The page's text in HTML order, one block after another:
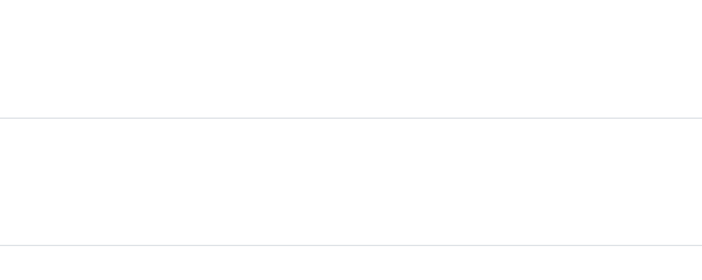
realmente contam! Tudo o que se passa na Saúde!